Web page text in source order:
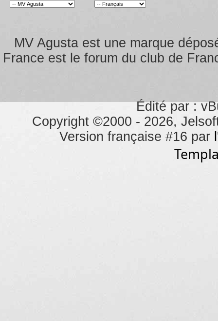
MV Agusta est une marque
France est le forum du club de
Édité par :
Copyright ©2000 - 2026,
Version française #16 par